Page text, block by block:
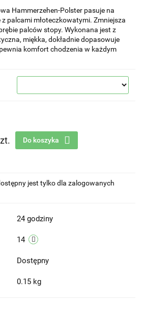
Hammerzehen-Polster pasuje na
palcami młoteczkowatymi. Zmniejsza
palców stopy. Wykonana jest z
miękka, dokładnie dopasowuje
komfort chodzenia w każdym
Do koszyka
jest tylko dla zalogowanych
24 godziny
14
Dostępny
0.15 kg